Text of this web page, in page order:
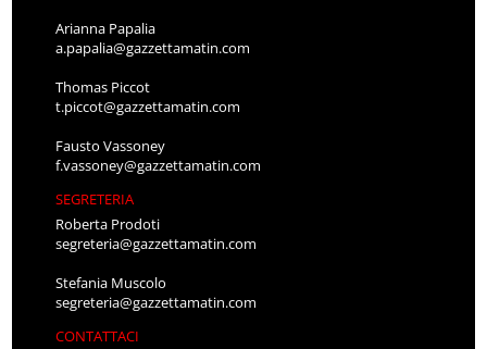
Arianna Papalia
a.papalia@gazzettamatin.com
Thomas Piccot
t.piccot@gazzettamatin.com
Fausto Vassoney
f.vassoney@gazzettamatin.com
SEGRETERIA
Roberta Prodoti
segreteria@gazzettamatin.com
Stefania Muscolo
segreteria@gazzettamatin.com
CONTATTACI